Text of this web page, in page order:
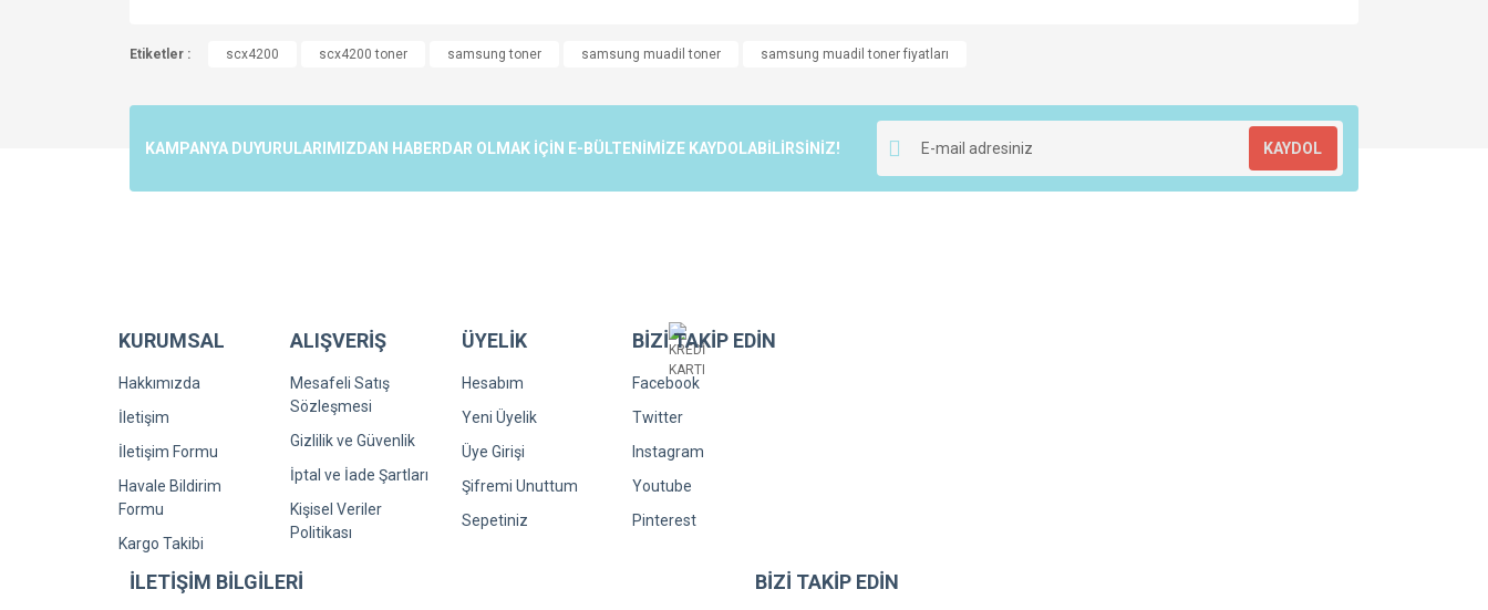
Bu ürüne ilk yorumu siz yapın!
Görüş ve önerileriniz için teşekkür ederiz.
Ürün açıklamasında eksik bilgiler bulunuyor.
Etiketler : scx4200 scx4200 toner samsung toner samsung muadil toner samsung muadil toner fiyatları
KAMPANYA DUYURULARIMIZDAN HABERDAR OLMAK İÇİN E-BÜLTENİMİZE KAYDOLABİLİRSİNİZ! KAYDOL
KURUMSAL
Hakkımızda
İletişim
İletişim Formu
Havale Bildirim
Formu
Kargo Takibi
ALIŞVERİŞ
Mesafeli Satış
Sözleşmesi
Gizlilik ve Güvenlik
İptal ve İade Şartları
Kişisel Veriler
Politikası
ÜYELİK
Hesabım
Yeni Üyelik
Üye Girişi
Şifremi Unuttum
Sepetiniz
BİZİ TAKİP EDİN
Facebook
Twitter
Instagram
Youtube
Pinterest
İLETİŞİM BİLGİLERİ BİZİ TAKİP EDİN